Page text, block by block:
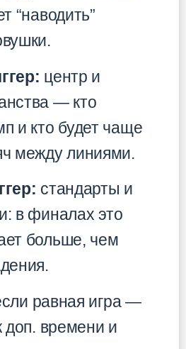
“наводить”
центр и
— кто
и кто будет чаще
между линиями.
стандарты и
в финалах это
больше, чем
равная игра —
доп. времени и